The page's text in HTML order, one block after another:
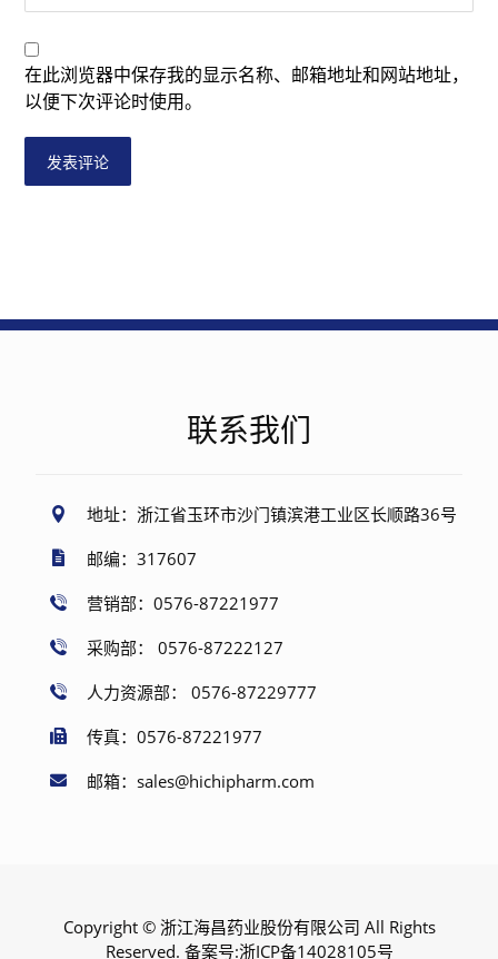
在此浏览器中保存我的显示名称、邮箱地址和网站地址，
以便下次评论时使用。
发表评论
联系我们
地址：浙江省玉环市沙门镇滨港工业区长顺路36号
邮编：317607
营销部：0576-87221977
采购部： 0576-87222127
人力资源部： 0576-87229777
传真：0576-87221977
邮箱：sales@hichipharm.com
Copyright © 浙江海昌药业股份有限公司 All Rights
Reserved. 备案号:浙ICP备14028105号